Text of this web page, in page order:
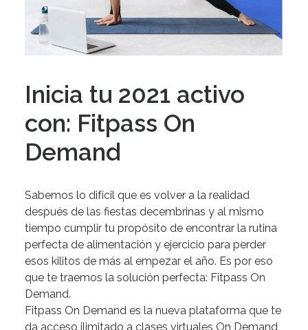
MORE…
Inicia tu 2021 activo
con: Fitpass On
Demand
Sabemos lo difícil que es volver a la realidad
después de las fiestas decembrinas y al mismo
tiempo cumplir tu propósito de encontrar la rutina
perfecta de alimentación y ejercicio para perder
esos kilitos de más al empezar el año. Es por eso
que te traemos la solución perfecta: Fitpass On
Demand.
Fitpass On Demand es la nueva plataforma que te
da acceso ilimitado a clases virtuales On Demand